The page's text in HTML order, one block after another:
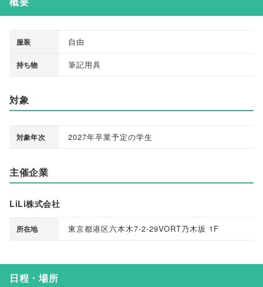
服装 自由
持ち物 筆記用具
対象
対象年次 2027年卒業予定の学生
主催企業
LiLi株式会社
所在地 東京都港区六本木7-2-29VORT乃木坂 1F
日程・場所